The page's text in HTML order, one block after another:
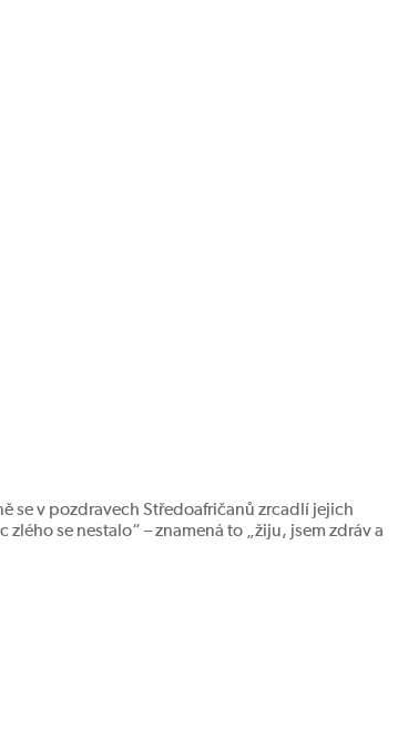
se v pozdravech Středoafričanů zrcadlí jejich
se nestalo“ – znamená to „žiju, jsem zdráv a